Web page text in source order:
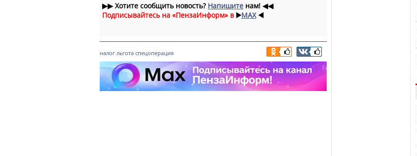
▶▶Хотите сообщить новость? Напишите нам! ◀◀
Подписывайтесь на «ПензаИнформ» в ▶️MAX ◀️
налог льгота спецоперация